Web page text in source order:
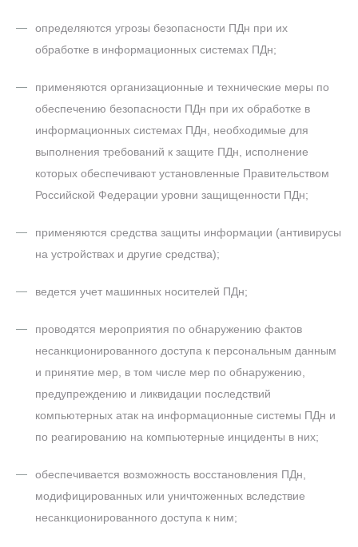
определяются угрозы безопасности ПДн при их
обработке в информационных системах ПДн;
применяются организационные и технические меры по
обеспечению безопасности ПДн при их обработке в
информационных системах ПДн, необходимые для
выполнения требований к защите ПДн, исполнение
которых обеспечивают установленные Правительством
Российской Федерации уровни защищенности ПДн;
применяются средства защиты информации (антивирусы
на устройствах и другие средства);
ведется учет машинных носителей ПДн;
проводятся мероприятия по обнаружению фактов
несанкционированного доступа к персональным данным
и принятие мер, в том числе мер по обнаружению,
предупреждению и ликвидации последствий
компьютерных атак на информационные системы ПДн и
по реагированию на компьютерные инциденты в них;
обеспечивается возможность восстановления ПДн,
модифицированных или уничтоженных вследствие
несанкционированного доступа к ним;